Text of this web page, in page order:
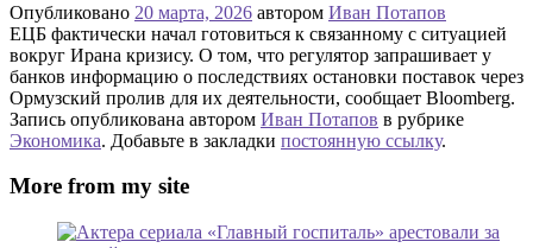
Опубликовано 20 марта, 2026 автором Иван Потапов
ЕЦБ фактически начал готовиться к связанному с ситуацией
вокруг Ирана кризису. О том, что регулятор запрашивает у
банков информацию о последствиях остановки поставок через
Ормузский пролив для их деятельности, сообщает Bloomberg.
Запись опубликована автором Иван Потапов в рубрике
Экономика. Добавьте в закладки постоянную ссылку.
More from my site